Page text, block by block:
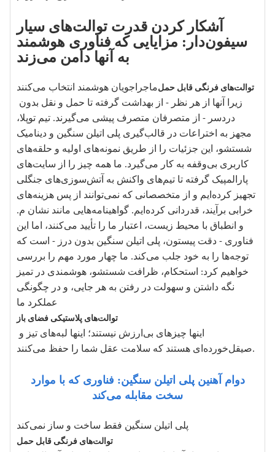
آشکار کردن قدرت توالت‌های سیار
سیفون‌دار: مزایایی که فناوری هوشمند
به آنها دامن می‌زند
ماجراجویان هوشمند انتخاب می‌کنندتوالت‌های فرنگی قابل حمل
دردسر - از متصرفان متصرف پیشی می‌گیرند. تیم توپلا،
مجهز به اختراعات در قالب‌گیری پلی اتیلن سنگین و دینامیک
شستشو، این جزئیات را از طریق نمونه‌های اولیه و حلقه‌های
کاربری بی‌وقفه به کار می‌گیرد. ما همه چیز را از سایت‌های
پارالمپیک گرفته تا تیم‌های واکنش به آتش‌سوزی‌های جنگلی
تجهیز کرده‌ایم و از متخصصانی که نمی‌توانند از پس هزینه‌های
خرابی برآیند، قدردانی کرده‌ایم. گواهینامه‌هایی مانند نشان م.
و انطباق با محیط زیست، اعتبار ما را تأیید می‌کنند، اما این
فناوری - دقت پیستون، پلی اتیلن سنگین بدون درز - است که
توجه‌ها را به خود جلب می‌کند. ما چهار مورد مهم را بررسی
خواهیم کرد: استحکام، ظرافت شستشو، هوشمندی در تمیز
نگه داشتن و سهولت در رفتن به هر جایی، و در چگونگی
عملکرد ما
توالت‌های پلاستیکی فضای باز
صیقل‌خورده‌ای هستند که سلامت عقل شما را حفظ می‌کنند.
دوام آهنین پلی اتیلن سنگین: فناوری که با موارد
سخت مقابله می‌کند
پلی اتیلن سنگین فقط ساخت و ساز نمی‌کند
توالت‌های فرنگی قابل حمل